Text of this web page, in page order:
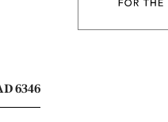
6346